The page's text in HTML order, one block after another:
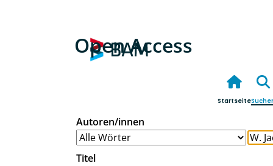
Open Access
Startseite
Autoren/innen
Titel